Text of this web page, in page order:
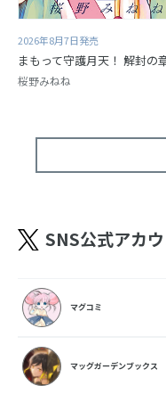
2026年8月7日発売
まもって守護月天！ 解封の
桜野みねね
SNS公式アカ
マグコミ
マッグガーデンブックス